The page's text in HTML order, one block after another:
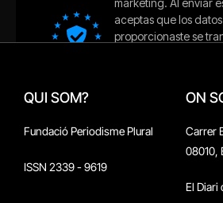
QUI SOM?
Fundació Periodisme Plural
ISSN 2339 - 9619
ON
Carrer
08010,
El Diari